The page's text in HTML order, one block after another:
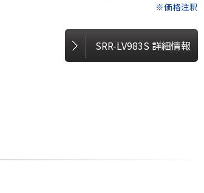
※価格注釈
SRR-LV983S 詳細情報